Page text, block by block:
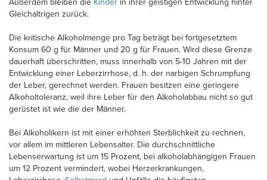
Außerdem bleiben die Kinder in ihrer geistigen Entwicklung hinter
Gleichaltrigen zurück.
Die kritische Alkoholmenge pro Tag beträgt bei fortgesetztem
Konsum 60 g für Männer und 20 g für Frauen. Wird diese Grenze
dauerhaft überschritten, muss innerhalb von 5-10 Jahren mit der
Entwicklung einer Leberzirrhose, d. h. der narbigen Schrumpfung
der Leber, gerechnet werden. Frauen besitzen eine geringere
Alkoholtoleranz, weil ihre Leber für den Alkoholabbau nicht so gut
gerüstet ist wie die der Männer.
Bei Alkoholikern ist mit einer erhöhten Sterblichkeit zu rechnen,
vor allem im mittleren Lebensalter. Die durchschnittliche
Lebenserwartung ist um 15 Prozent, bei alkoholabhängigen Frauen
um 12 Prozent vermindert, wobei Herzerkrankungen,